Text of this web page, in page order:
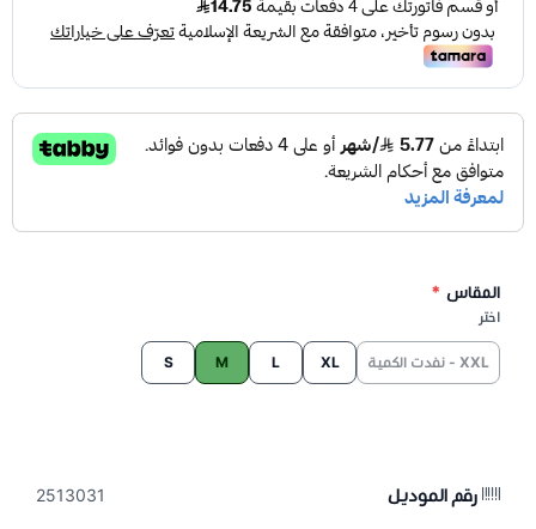
المقاس *
اختر
XXL - نفدت الكمية XL
L
M
S
رقم الموديل 2513031